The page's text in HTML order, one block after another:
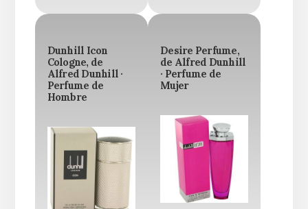
Dunhill Icon
Cologne, de
Alfred Dunhill ·
Perfume de
Hombre
Desire Perfume,
de Alfred Dunhill
· Perfume de
Mujer